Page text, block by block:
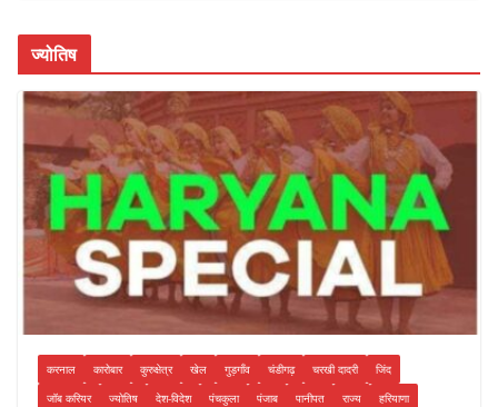
k
ज्योतिष
करनाल कारोबार कुरुक्षेत्र खेल गुड़गाँव चंडीगढ़ चरखी दादरी
जिंद
जॉब करियर
ज्योतिष देश-विदेश पंचकुला पंजाब पानीपत राज्य हरियाणा